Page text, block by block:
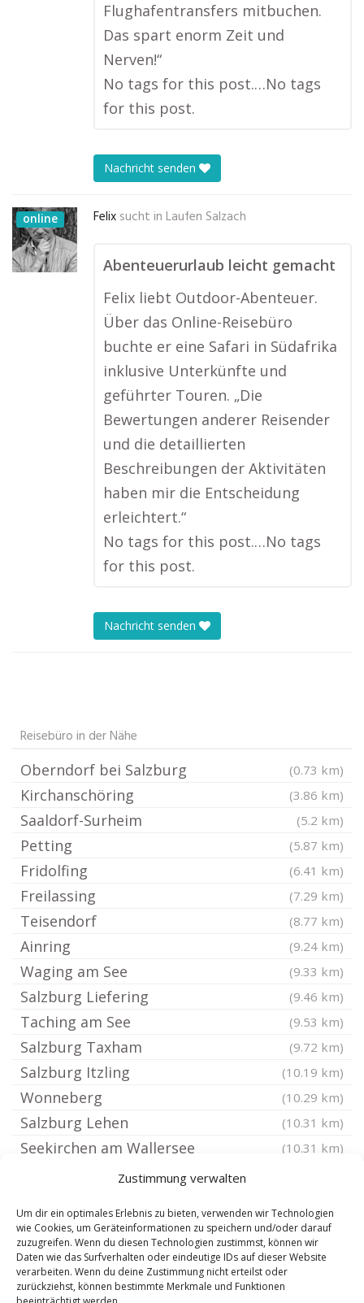
Zustimmung verwalten
Um dir ein optimales Erlebnis zu bieten, verwenden wir Technologien
wie Cookies, um Geräteinformationen zu speichern und/oder darauf
zuzugreifen. Wenn du diesen Technologien zustimmst, können wir
Daten wie das Surfverhalten oder eindeutige IDs auf dieser Website
verarbeiten. Wenn du deine Zustimmung nicht erteilst oder
zurückziehst, können bestimmte Merkmale und Funktionen
Flughafentransfers mitbuchen.
Das spart enorm Zeit und
Nerven!“
No tags for this post.…No tags
for this post.
Nachricht senden
online Felix sucht in Laufen Salzach
Abenteuerurlaub leicht gemacht
Felix liebt Outdoor-Abenteuer.
Über das Online-Reisebüro
buchte er eine Safari in Südafrika
inklusive Unterkünfte und
geführter Touren. „Die
Bewertungen anderer Reisender
und die detaillierten
Beschreibungen der Aktivitäten
haben mir die Entscheidung
erleichtert.“
No tags for this post.…No tags
for this post.
Nachricht senden
Reisebüro in der Nähe
Oberndorf bei Salzburg (0.73 km)
Kirchanschöring (3.86 km)
Saaldorf-Surheim (5.2 km)
Petting (5.87 km)
Fridolfing (6.41 km)
Freilassing (7.29 km)
Teisendorf (8.77 km)
Ainring (9.24 km)
Waging am See (9.33 km)
Salzburg Liefering (9.46 km)
Taching am See (9.53 km)
Salzburg Taxham (9.72 km)
Salzburg Itzling (10.19 km)
Wonneberg (10.29 km)
Salzburg Lehen (10.31 km)
Seekirchen am Wallersee (10.31 km)
Salzburg Maxglan
Salzburg Mülln (10.83 km)
Tittmoning (10.98 km)
Anger bei Bad Reichenhall (11.06 km)
Salzburg Gnigl